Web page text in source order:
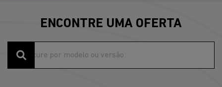
ENCONTRE UMA OFERTA